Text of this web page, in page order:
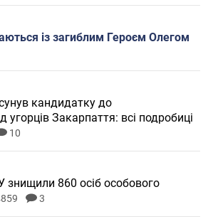
із загиблим Героєм Олегом
кандидатку до
угорців Закарпаття: всі подробиці
10
860 осіб особового
3